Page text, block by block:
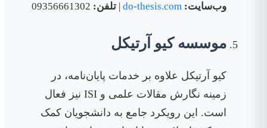
وب‌سایت: do-thesis.com تلفن:
موسسه کیو آرتیکل
کیو آرتیکل علاوه بر خدمات پایان‌نامه، در
زمینه نگارش مقالات علمی و ISI نیز فعال
است. این رویکرد جامع به دانشجویان کمک